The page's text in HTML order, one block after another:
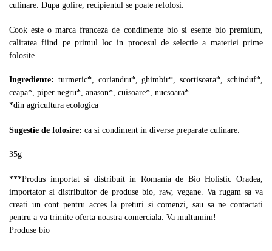
culinare. Dupa golire, recipientul se poate refolosi.
Cook este o marca franceza de condimente bio si esente bio premium,
calitatea fiind pe primul loc in procesul de selectie a materiei prime
folosite.
Ingrediente: turmeric*, coriandru*, ghimbir*, scortisoara*, schinduf*,
ceapa*, piper negru*, anason*, cuisoare*, nucsoara*.
*din agricultura ecologica
Sugestie de folosire: ca si condiment in diverse preparate culinare.
35g
***Produs importat si distribuit in Romania de Bio Holistic Oradea,
importator si distribuitor de produse bio, raw, vegane. Va rugam sa va
creati un cont pentru acces la preturi si comenzi, sau sa ne contactati
pentru a va trimite oferta noastra comerciala. Va multumim!
Produse bio